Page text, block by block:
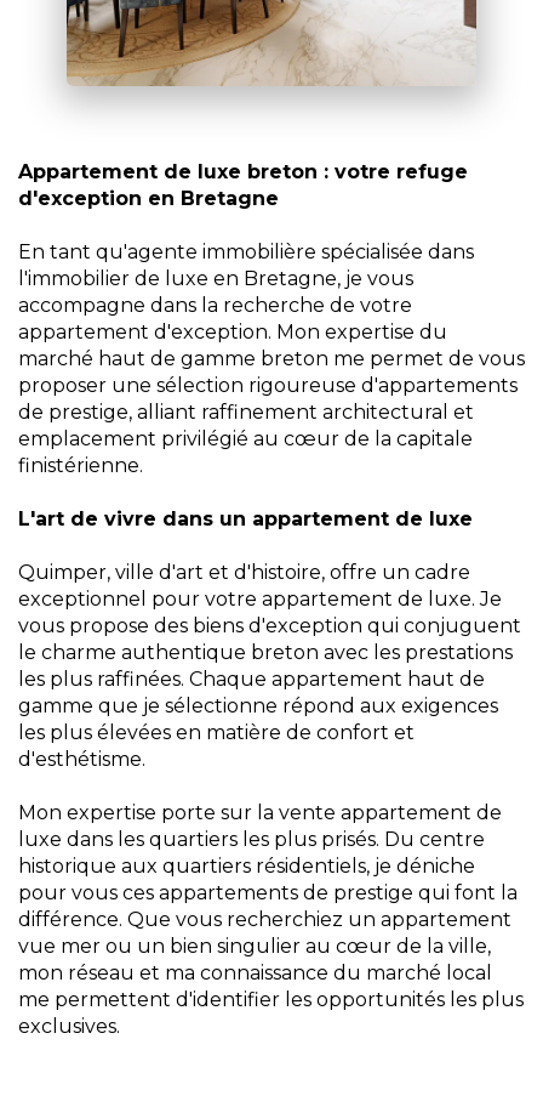
Appartement de luxe breton : votre refuge
d'exception en Bretagne
En tant qu'agente immobilière spécialisée dans
l'immobilier de luxe en Bretagne, je vous
accompagne dans la recherche de votre
appartement d'exception. Mon expertise du
marché haut de gamme breton me permet de vous
proposer une sélection rigoureuse d'appartements
de prestige, alliant raffinement architectural et
emplacement privilégié au cœur de la capitale
finistérienne.
L'art de vivre dans un appartement de luxe
Quimper, ville d'art et d'histoire, offre un cadre
exceptionnel pour votre appartement de luxe. Je
vous propose des biens d'exception qui conjuguent
le charme authentique breton avec les prestations
les plus raffinées. Chaque appartement haut de
gamme que je sélectionne répond aux exigences
les plus élevées en matière de confort et
d'esthétisme.
Mon expertise porte sur la vente appartement de
luxe dans les quartiers les plus prisés. Du centre
historique aux quartiers résidentiels, je déniche
pour vous ces appartements de prestige qui font la
différence. Que vous recherchiez un appartement
vue mer ou un bien singulier au cœur de la ville,
mon réseau et ma connaissance du marché local
me permettent d'identifier les opportunités les plus
exclusives.